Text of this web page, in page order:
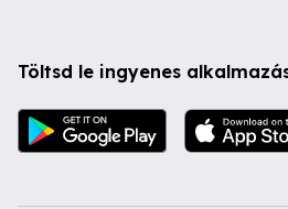
Töltsd le ingyenes